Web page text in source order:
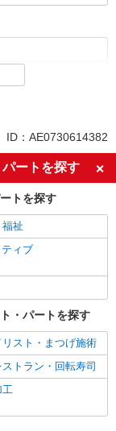
ID：AE0730614382
ートを探す
トを探す
祉
ティブ
・パートを探す
スト・まつげ施術
トラン・回転寿司
工